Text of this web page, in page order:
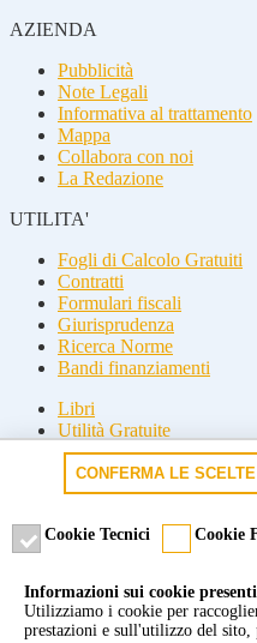
AZIENDA
Pubblicità
Note Legali
Informativa al trattamento
Mappa
Collabora con noi
La Redazione
UTILITA'
Fogli di Calcolo Gratuiti
Contratti
Formulari fiscali
Giurisprudenza
Ricerca Norme
Bandi finanziamenti
Libri
Utilità Gratuite
Guide fiscali
Seguici
Seguici
riproduzione parziale.
Marchio registrato dello Studio
e Milano. P.Iva 09277651007 -
CONFERMA LE SCELTE
Cookie Tecnici Cookie
Informazioni sui cookie
Utilizziamo i cookie per
prestazioni e sull'utilizzo del